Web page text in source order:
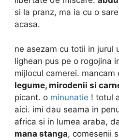
si la pranz, ma ia cu o
acasa.
ne asezam cu totii in jurul
lighean pus pe o rogojina
mijlocul camerei. mancam
legume, mirodenii si
picant. o minunatie ! totul
aici. imi dau seama in
africa si in lumea araba,
mana stanga, comesenii